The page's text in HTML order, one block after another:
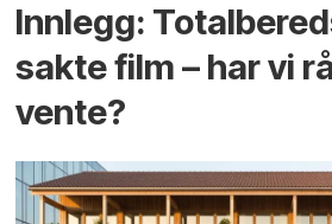
Innlegg:
sakte film – har vi
vente?